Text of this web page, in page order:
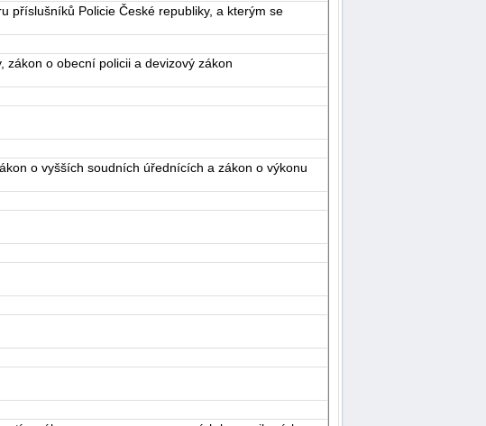
příslušníků Policie České republiky, a kterým se
o obecní policii a devizový zákon
o vyšších soudních úřednících a zákon o výkonu